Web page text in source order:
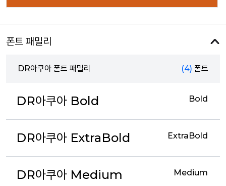
폰트 패밀리
DR아쿠아 폰트 패밀리 (4) 폰트
DR아쿠아 Bold Bold
DR아쿠아 ExtraBold ExtraBold
DR아쿠아 Medium Medium